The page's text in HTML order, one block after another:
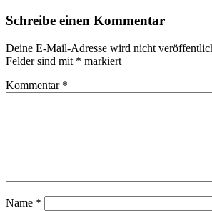
Schreibe einen Kommentar
Deine E-Mail-Adresse wird nicht
Felder sind mit * markiert
Kommentar *
Name *